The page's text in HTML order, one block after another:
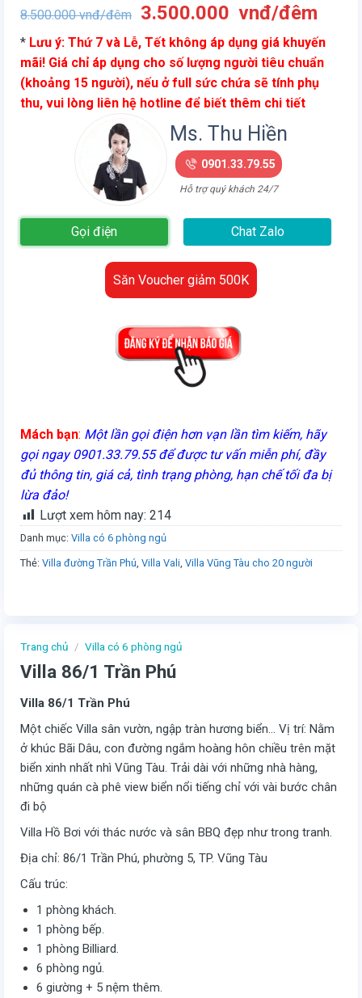
Trang chủ / Villa có 6 phòng ngủ
Villa 86/1 Trần Phú
Villa 86/1 Trần Phú
Một chiếc Villa sân vườn, ngập tràn hương biển… Vị trí: Nằm
ở khúc Bãi Dâu, con đường ngắm hoàng hôn chiều trên mặt
biển xinh nhất nhì Vũng Tàu. Trải dài với những nhà hàng,
những quán cà phê view biển nổi tiếng chỉ với vài bước chân
đi bộ
Villa Hồ Bơi với thác nước và sân BBQ đẹp như trong tranh.
Địa chỉ: 86/1 Trần Phú, phường 5, TP. Vũng Tàu
Cấu trúc:
1 phòng khách.
1 phòng bếp.
1 phòng Billiard.
6 phòng ngủ.
6 giường + 5 nệm thêm.
8.500.000vnđ/đêm
Giá
gốc
là:
8.500.000
vnđ/
đêm.
3.500.000 vnđ/đêmGiá
hiện
tại
là:
* Lưu ý: Thứ 7 và Lễ, Tết không áp dụng giá khuyến
mãi! Giá chỉ áp dụng cho số lượng người tiêu chuẩn
(khoảng 15 người), nếu ở full sức chứa sẽ tính phụ
thu, vui lòng liên hệ hotline để biết thêm chi tiết
Ms. Thu Hiền
0901.33.79.55
Hỗ trợ quý khách 24/7
Gọi điện Chat Zalo
Săn Voucher giảm 500K
Mách bạn: Một lần gọi điện hơn vạn lần tìm kiếm, hãy
gọi ngay 0901.33.79.55 để được tư vấn miễn phí, đầy
đủ thông tin, giá cả, tình trạng phòng, hạn chế tối đa bị
lừa đảo!
Lượt xem hôm nay: 214
Danh mục: Villa có 6 phòng ngủ
Thẻ: Villa đường Trần Phú, Villa Vali, Villa Vũng Tàu cho 20 người